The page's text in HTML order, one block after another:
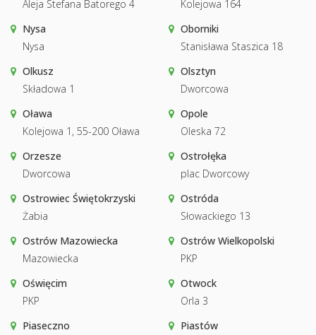
Aleja Stefana Batorego 4
Kolejowa 164
Nysa
Nysa
Oborniki
Stanisława Staszica 18
Olkusz
Składowa 1
Olsztyn
Dworcowa
Oława
Kolejowa 1, 55-200 Oława
Opole
Oleska 72
Orzesze
Dworcowa
Ostrołęka
plac Dworcowy
Ostrowiec Świętokrzyski
Żabia
Ostróda
Słowackiego 13
Ostrów Mazowiecka
Mazowiecka
Ostrów Wielkopolski
PKP
Oświęcim
PKP
Otwock
Orla 3
Piaseczno
Piastów